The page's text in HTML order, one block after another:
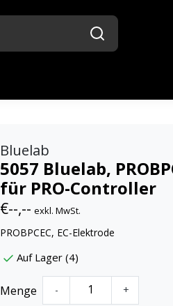
Bluelab
5057 Bluelab,
für PRO-Controller
€--,-- exkl. MwSt.
PROBPCEC, EC-Elektrode
Auf Lager (4)
Menge - +